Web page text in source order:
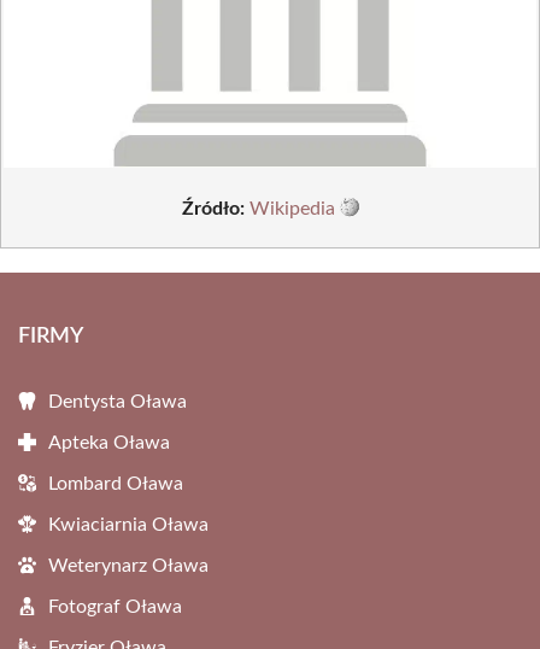
Źródło: Wikipedia
FIRMY
Dentysta Oława
Apteka Oława
Lombard Oława
Kwiaciarnia Oława
Weterynarz Oława
Fotograf Oława